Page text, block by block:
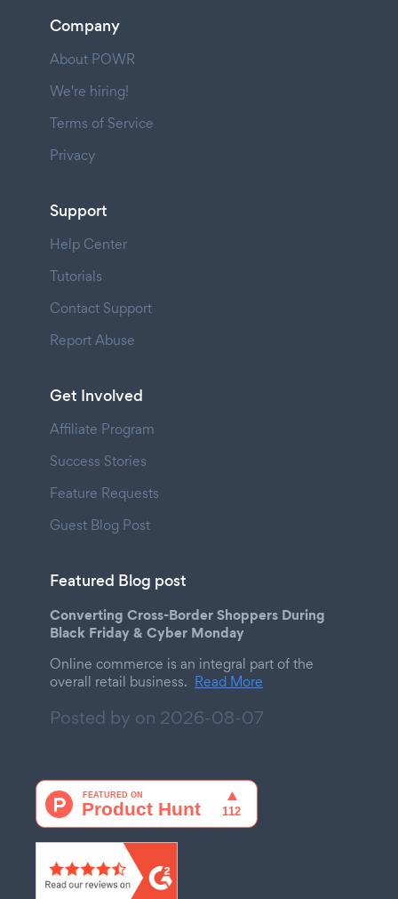
Company
About POWR
We're hiring!
Terms of Service
Privacy
Support
Help Center
Tutorials
Contact Support
Report Abuse
Get Involved
Affiliate Program
Success Stories
Feature Requests
Guest Blog Post
Featured Blog post
Converting Cross-Border Shoppers During
Black Friday & Cyber Monday
Online commerce is an integral part of the
overall retail business. Read More
Posted by on 2026-08-07